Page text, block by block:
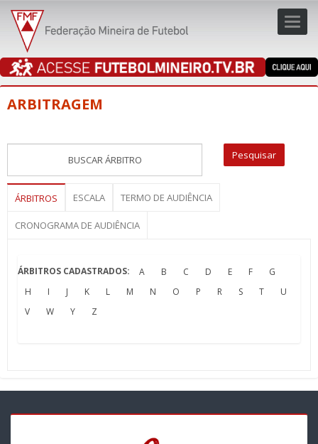
ARBITRAGEM
ÁRBITROS ESCALA TERMO DE AUDIÊNCIA
CRONOGRAMA DE AUDIÊNCIA
ÁRBITROS CADASTRADOS: A B C D E F
G
H
I J K L M N O P R S T
U
V
W Y Z